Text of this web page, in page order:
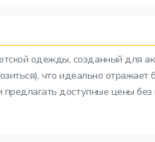
одежды, созданный для
что идеально
предлагать доступные цены